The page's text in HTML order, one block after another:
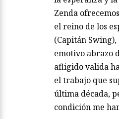
Zenda
el reino de los
(Capitán
emotivo abrazo
afligido valida
el trabajo que
última década,
condición me